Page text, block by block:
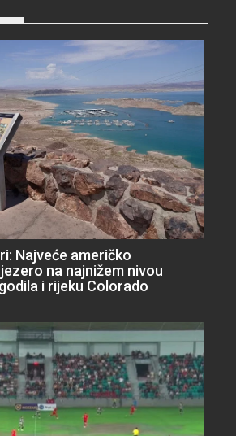
Najveće američko
na najnižem nivou
i rijeku Colorado